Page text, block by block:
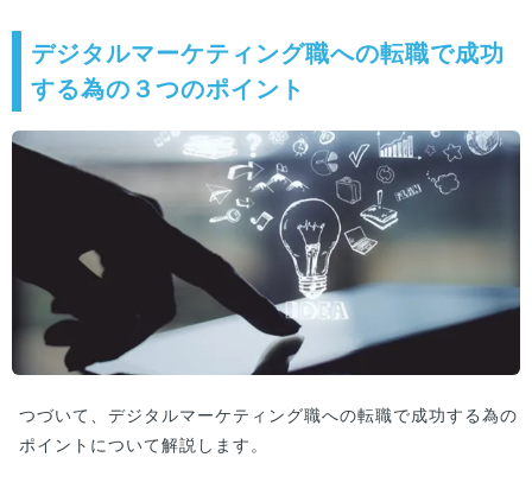
デジタルマーケティング職への転職で成功
する為の３つのポイント
つづいて、デジタルマーケティング職への転職で成功する為の
ポイントについて解説します。